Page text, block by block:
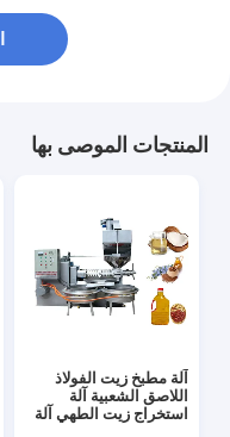
المنتجات الموصى بها
آلة مطبخ زيت الفولاذ
اللاصق الشعبية آلة
استخراج زيت الطهي آلة